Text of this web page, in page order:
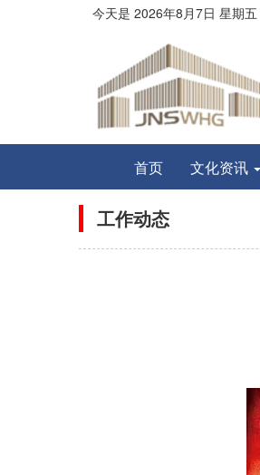
今天是 2026年8月7日 星期五
首页 文化资讯
工作动态